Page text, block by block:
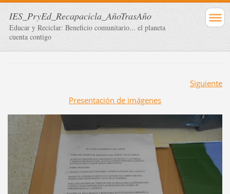
IES_PryEd_Recapacicla_AñoTrasAño
Educar y Reciclar: Beneficio comunitario... el planeta
cuenta contigo
Siguiente
Presentación de imágenes